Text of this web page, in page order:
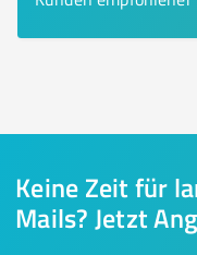
Keine Zeit für
Mails? Jetzt